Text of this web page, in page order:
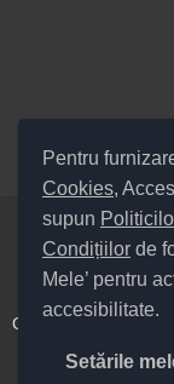
Pentru
Cookies,
supun
Condițiilor de
Mele’ pentru
accesibilitate.
Setările
Cod Județ 4 /
SIRUTA al